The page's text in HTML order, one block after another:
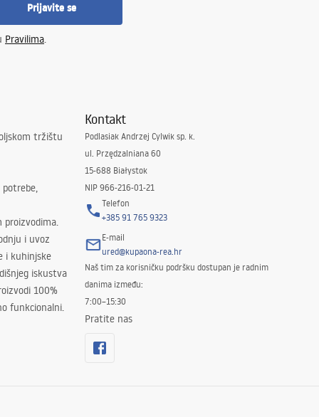
Prijavite se
Pravilima.
tržištu
potrebe,
i uvoz
i kuhinjske
iskustva
100%
funkcionalni.
Kontakt
Podlasiak Andrzej Cylwik sp. k.
ul. Przędzalniana 60
15-688 Białystok
NIP 966-216-01-21
Telefon
+385 91 765 9323
E-mail
ured@kupaona-rea.hr
Naš tim za korisničku podršku dostupan je radnim
danima između:
7:00–15:30
Pratite nas